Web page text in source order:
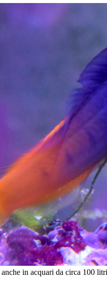
in acquari da circa 100 litri